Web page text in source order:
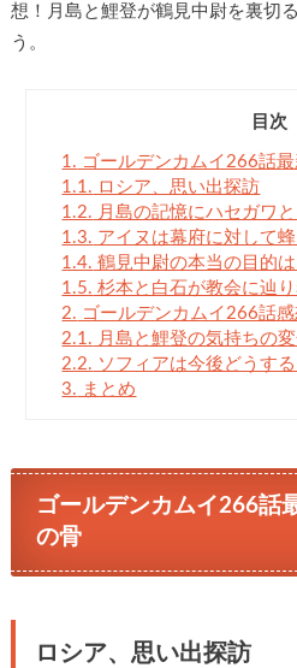
想！月島と鯉登が鶴見中尉を裏切
う。
目次
1. ゴールデンカムイ266話
1.1. ロシア、思い出探訪
1.2. 月島の記憶にハセガワ
1.3. アイヌは幕府に対して
1.4. 鶴見中尉の本当の目的は
1.5. 杉本と白石が教会に辿り
2. ゴールデンカムイ266話感
2.1. 月島と鯉登の気持ちの
2.2. ソフィアは今後どうす
3. まとめ
ゴールデンカムイ266話
の骨
ロシア、思い出探訪